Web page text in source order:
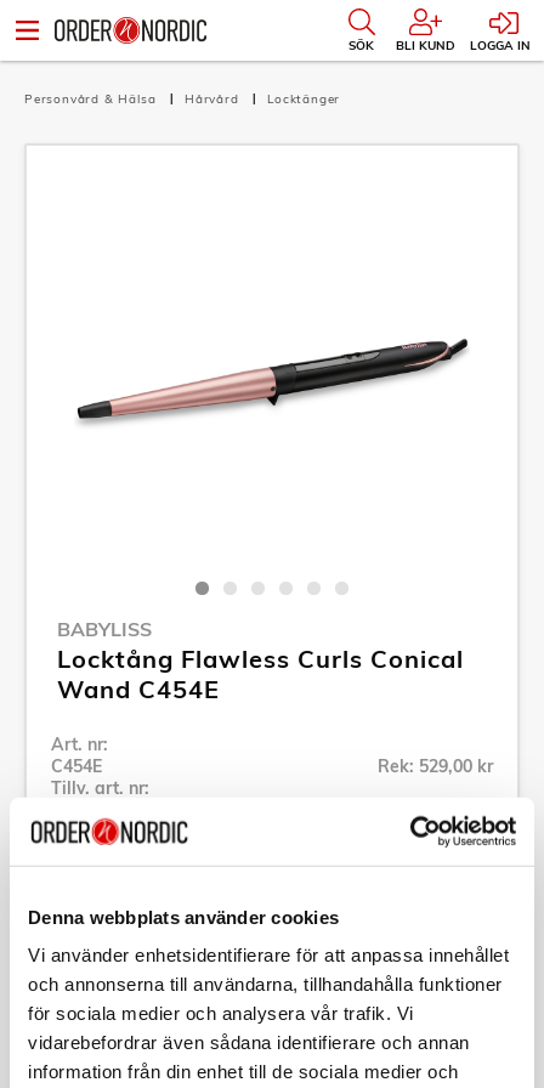
Denna webbplats använder cookies
Vi använder enhetsidentifierare för att anpassa innehållet
och annonserna till användarna, tillhandahålla funktioner
för sociala medier och analysera vår trafik. Vi
vidarebefordrar även sådana identifierare och annan
information från din enhet till de sociala medier och
SÖK BLI KUND LOGGA IN
Personvård & Hälsa Hårvård Locktänger
BABYLISS
Locktång Flawless Curls Conical
Wand C454E
Art. nr:
C454E
Tillv. art. nr:
Rek: 529,00 kr
Se alla produkter inom Babyliss
Beskrivning
Art. nr:C454E